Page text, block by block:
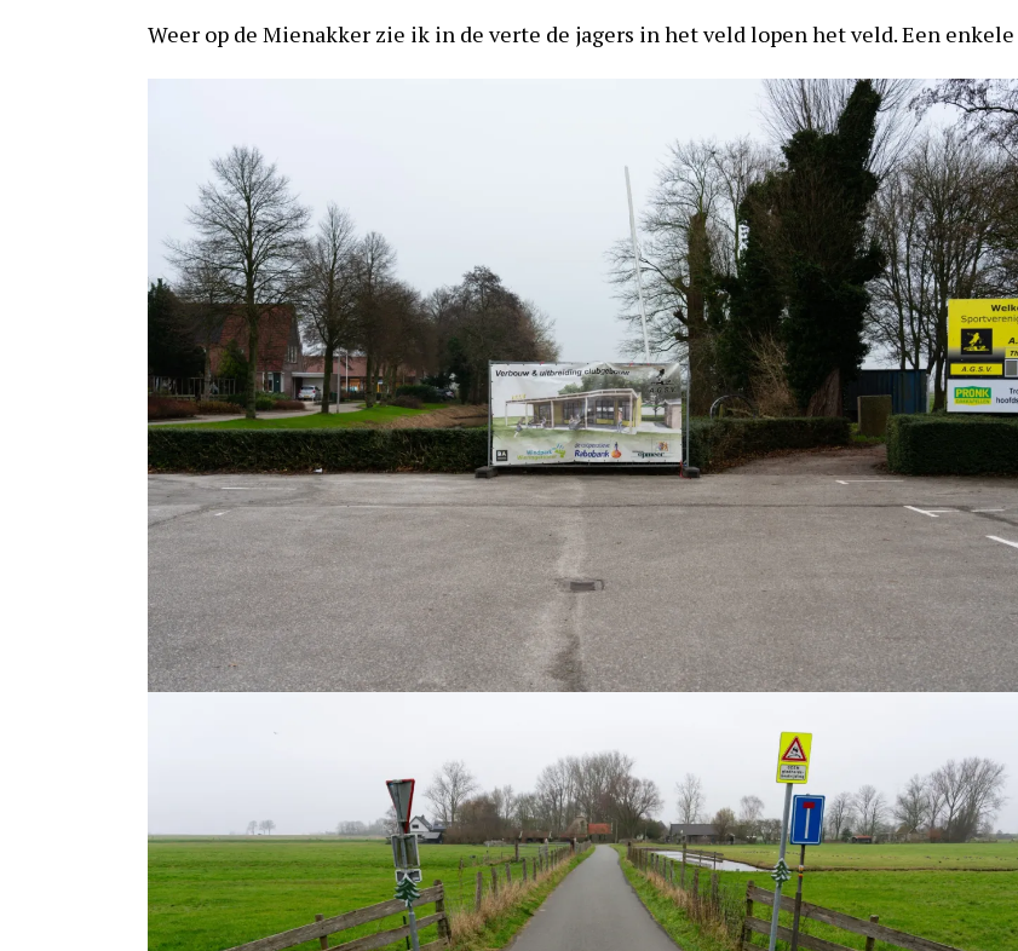
Weer op de Mienakker zie ik in de verte de jagers in het veld lopen het veld. Een